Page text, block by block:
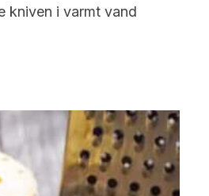
kniven i varmt vand